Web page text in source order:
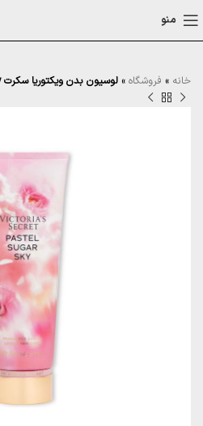
منو
خانه » فروشگاه » لوسیون بدن ویکتوریا سکرت Pastel Sugar Sky